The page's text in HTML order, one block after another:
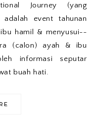
Journey (yang
adalah event tahunan
hamil & menyusui--
(calon) ayah & ibu
informasi seputar
buah hati.